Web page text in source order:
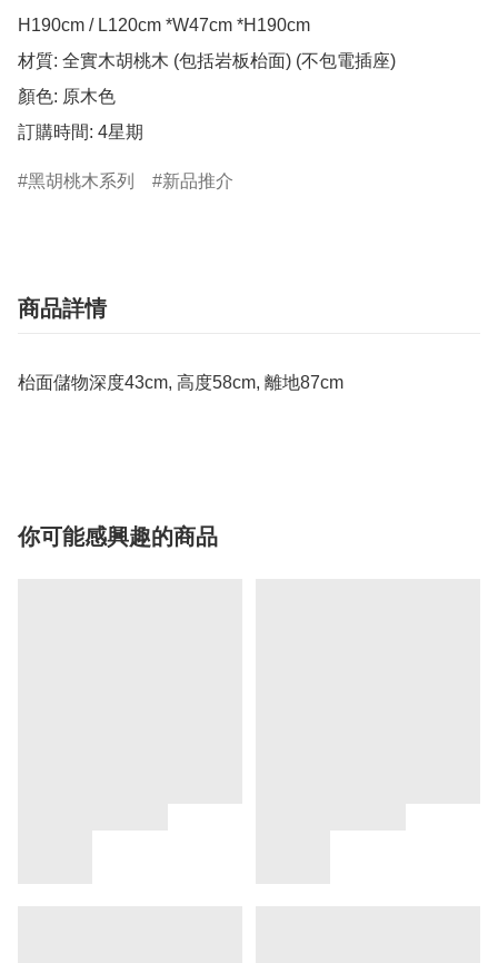
H190cm / L120cm *W47cm *H190cm
材質: 全實木胡桃木 (包括岩板枱面) (不包電插座)
顏色: 原木色
訂購時間: 4星期
黑胡桃木系列 新品推介
商品詳情
枱面儲物深度43cm, 高度58cm, 離地87cm
你可能感興趣的商品